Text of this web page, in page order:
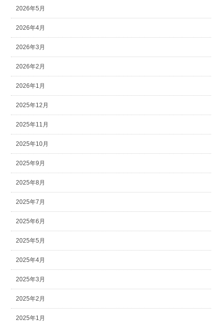
2026年5月
2026年4月
2026年3月
2026年2月
2026年1月
2025年12月
2025年11月
2025年10月
2025年9月
2025年8月
2025年7月
2025年6月
2025年5月
2025年4月
2025年3月
2025年2月
2025年1月